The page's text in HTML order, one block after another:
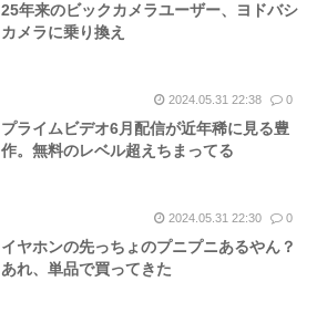
25年来のビックカメラユーザー、ヨドバシ
カメラに乗り換え
2024.05.31 22:38 0
プライムビデオ6月配信が近年稀に見る豊
作。無料のレベル超えちまってる
2024.05.31 22:30 0
イヤホンの先っちょのプニプニあるやん？
あれ、単品で買ってきた